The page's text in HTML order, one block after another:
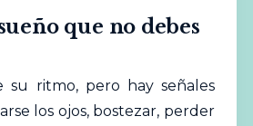
que no debes
su ritmo, pero hay señales
los ojos, bostezar, perder